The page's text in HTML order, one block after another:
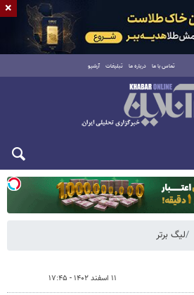
تماس با ما درباره ما تبلیغات آرشیو
لیگ برتر
۱۱ اسفند ۱۴۰۲ - ۱۷:۴۵
×